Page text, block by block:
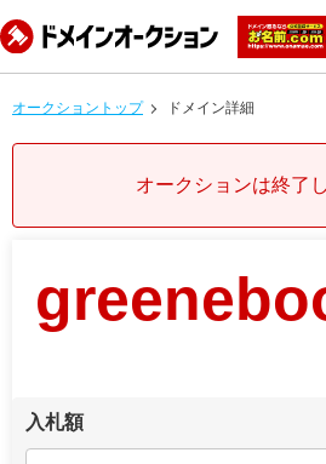
オークショントップ ドメイン詳細
オークションは終了
入札額